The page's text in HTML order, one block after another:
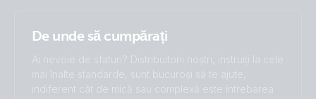
De unde să cumpărați
Ai nevoie de sfaturi? Distribuitorii noștri, instruiți la cele
mai înalte standarde, sunt bucuroși să te ajute,
indiferent cât de mică sau complexă este întrebarea